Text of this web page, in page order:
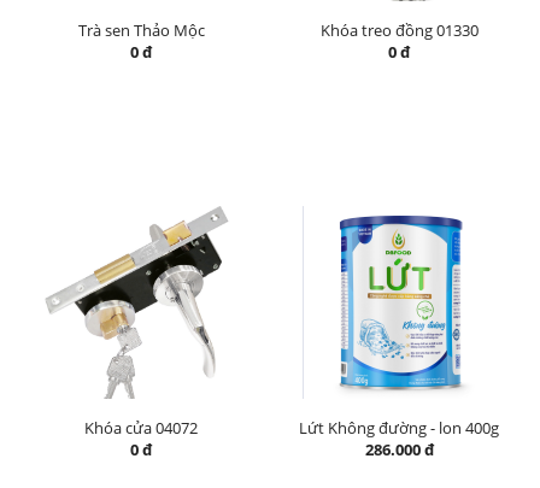
Trà sen Thảo Mộc
0 đ
Khóa treo đồng 01330
0 đ
Khóa cửa 04072
0 đ
Lứt Không đường - lon 400g
286.000 đ